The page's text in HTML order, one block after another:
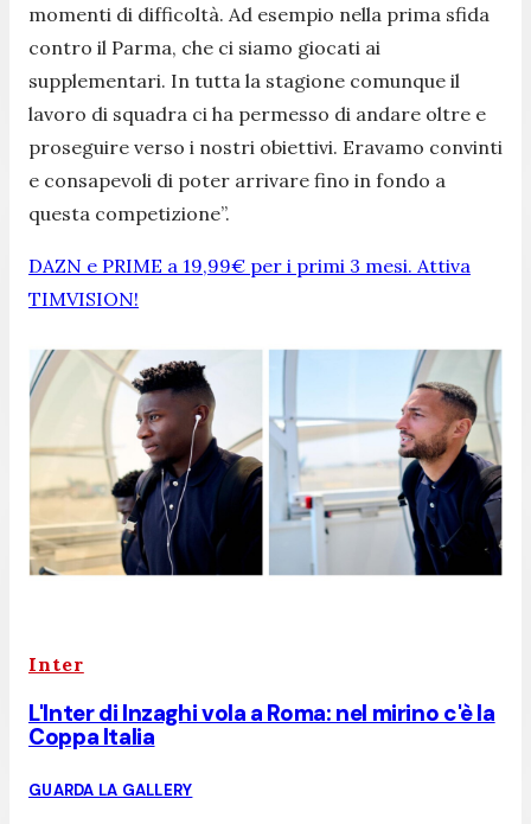
momenti di difficoltà. Ad esempio nella prima sfida
contro il Parma, che ci siamo giocati ai
supplementari. In tutta la stagione comunque il
lavoro di squadra ci ha permesso di andare oltre e
proseguire verso i nostri obiettivi. Eravamo convinti
e consapevoli di poter arrivare fino in fondo a
questa competizione”.
DAZN e PRIME a 19,99€ per i primi 3 mesi. Attiva
TIMVISION!
Inter
L'Inter di Inzaghi vola a Roma: nel mirino c'è la
Coppa Italia
GUARDA LA GALLERY